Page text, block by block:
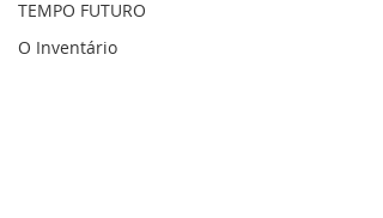
TEMPO FUTURO
O Inventário